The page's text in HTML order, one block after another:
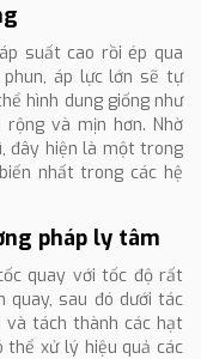
suất cao rồi ép qua
áp lực lớn sẽ tự
hình dung giống như
và mịn hơn. Nhờ
đây hiện là một trong
nhất trong các hệ
pháp ly tâm
quay với tốc độ rất
quay, sau đó dưới tác
tách thành các hạt
thể xử lý hiệu quả các